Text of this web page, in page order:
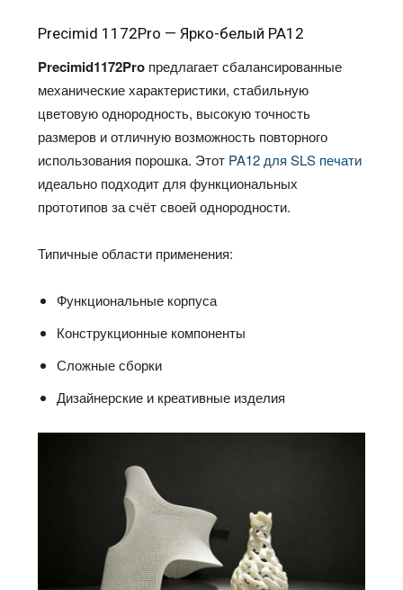
Precimid 1172Pro — Ярко-белый PA12
Precimid1172Pro предлагает сбалансированные
механические характеристики, стабильную
цветовую однородность, высокую точность
размеров и отличную возможность повторного
использования порошка. Этот PA12 для SLS печати
идеально подходит для функциональных
прототипов за счёт своей однородности.
Типичные области применения:
Функциональные корпуса
Конструкционные компоненты
Сложные сборки
Дизайнерские и креативные изделия